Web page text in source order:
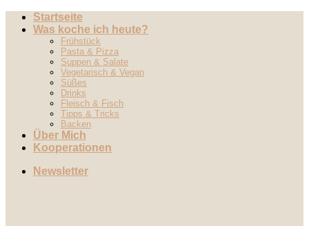
Zum
Inhalt
Startseite
Was koche ich heute?
Frühstück
Pasta & Pizza
Suppen & Salate
Vegetarisch & Vegan
Süßes
Drinks
Fleisch & Fisch
Tipps & Tricks
Backen
Über Mich
Kooperationen
Newsletter